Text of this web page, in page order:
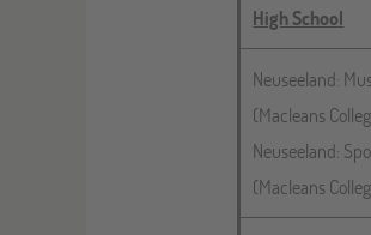
High School
Neuseeland:
(Macleans
Neuseeland:
(Macleans